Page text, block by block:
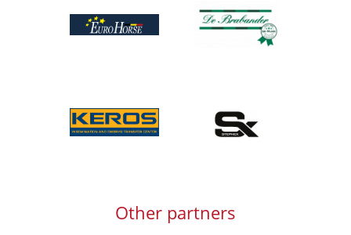
Afbeelding
Afbeelding
Afbeelding
Afbeelding
Other partners